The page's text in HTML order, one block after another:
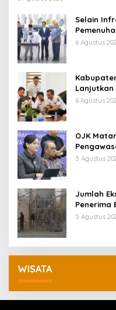
Selain
Jadi
6 Agustus
6 Agustus
OJK
5 Agustus
Jumlah
Penerima
KDM: Kita
5 Agustus
WISATA